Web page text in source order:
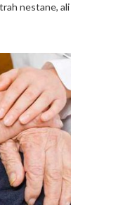
nestane, ali